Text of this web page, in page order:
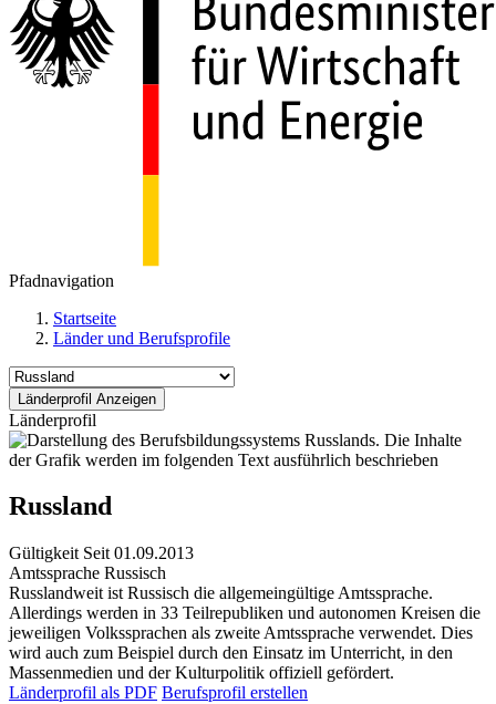
Pfadnavigation
Startseite
Länder und Berufsprofile
Länderprofil
Russland
Gültigkeit Seit 01.09.2013
Amtssprache Russisch
Russlandweit ist Russisch die allgemeingültige Amtssprache.
Allerdings werden in 33 Teilrepubliken und autonomen Kreisen die
jeweiligen Volkssprachen als zweite Amtssprache verwendet. Dies
wird auch zum Beispiel durch den Einsatz im Unterricht, in den
Massenmedien und der Kulturpolitik offiziell gefördert.
Länderprofil als PDF Berufsprofil erstellen